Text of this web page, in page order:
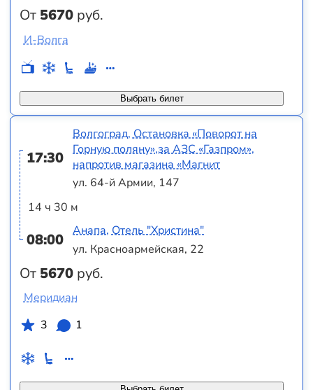
От 5670 руб.
Выбрать билет
И-Волга
17:30
14 ч 30 м
08:00
От 5670 руб.
Волгоград, Остановка «Поворот на
Горную поляну»,за АЗС «Газпром»,
напротив магазина «Магнит
ул. 64-й Армии, 147
Анапа, Отель "Христина"
ул. Красноармейская, 22
Меридиан
3
1